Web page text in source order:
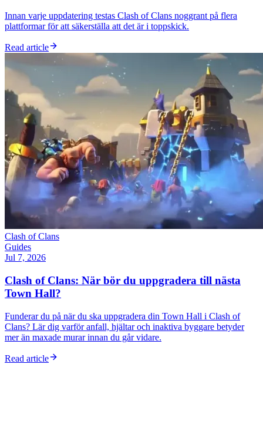
Innan varje uppdatering testas Clash of Clans noggrant på flera
plattformar för att säkerställa att det är i toppskick.
Read article
Clash of Clans
Guides
Jul 7, 2026
Clash of Clans: När bör du uppgradera till nästa
Town Hall?
Funderar du på när du ska uppgradera din Town Hall i Clash of
Clans? Lär dig varför anfall, hjältar och inaktiva byggare betyder
mer än maxade murar innan du går vidare.
Read article